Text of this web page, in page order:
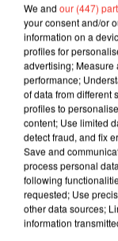
LES
We and our (447)
your consent and/or
information on a
profiles for
advertising; Measure
performance;
of data from different
profiles to
content; Use limited
detect fraud, and fix
Save and
process personal
following
requested; Use
other data sources;
information